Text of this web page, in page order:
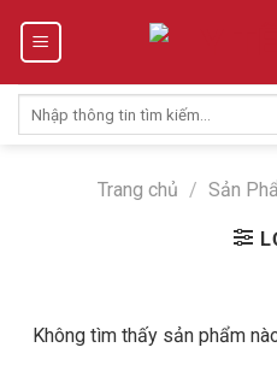
kiếm:
Trang chủ / Sản
Không tìm thấy sản phẩm